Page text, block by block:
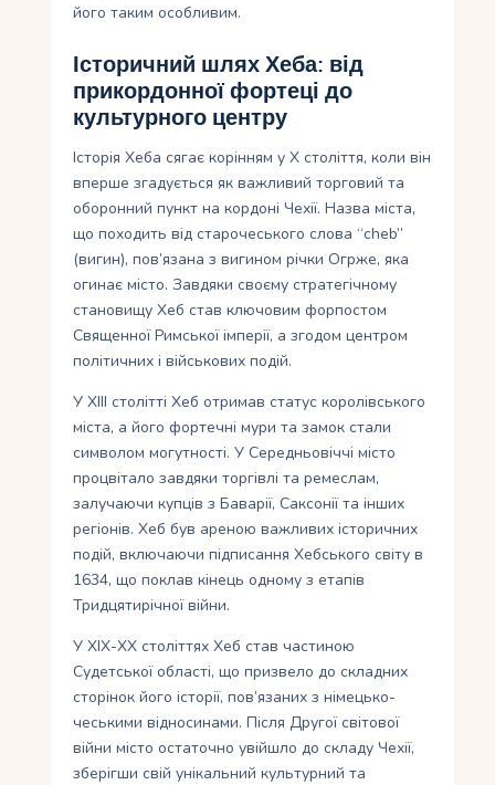
його таким особливим.
Історичний шлях Хеба: від
прикордонної фортеці до
культурного центру
Історія Хеба сягає корінням у X століття, коли він
вперше згадується як важливий торговий та
оборонний пункт на кордоні Чехії. Назва міста,
що походить від старочеського слова “cheb”
(вигин), пов’язана з вигином річки Огрже, яка
огинає місто. Завдяки своєму стратегічному
становищу Хеб став ключовим форпостом
Священної Римської імперії, а згодом центром
політичних і військових подій.
У XIII столітті Хеб отримав статус королівського
міста, а його фортечні мури та замок стали
символом могутності. У Середньовіччі місто
процвітало завдяки торгівлі та ремеслам,
залучаючи купців з Баварії, Саксонії та інших
регіонів. Хеб був ареною важливих історичних
подій, включаючи підписання Хебського світу в
1634, що поклав кінець одному з етапів
Тридцятирічної війни.
У ХІХ-ХХ століттях Хеб став частиною
Судетської області, що призвело до складних
сторінок його історії, пов’язаних з німецько-
чеськими відносинами. Після Другої світової
війни місто остаточно увійшло до складу Чехії,
зберігши свій унікальний культурний та